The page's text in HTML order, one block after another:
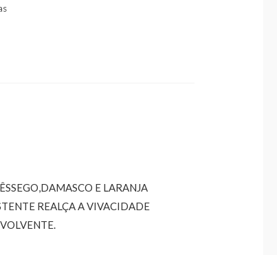
E LARANJA
REALÇA A VIVACIDADE